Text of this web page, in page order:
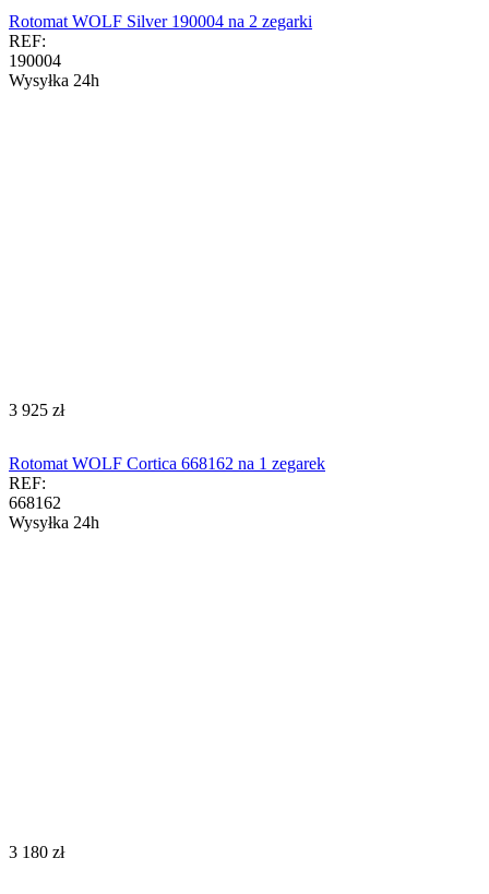
Rotomat WOLF Silver 190004 na 2 zegarki
REF:
190004
Wysyłka 24h
‍3 925‍ zł
Rotomat WOLF Cortica 668162 na 1 zegarek
REF:
668162
Wysyłka 24h
‍3 180‍ zł